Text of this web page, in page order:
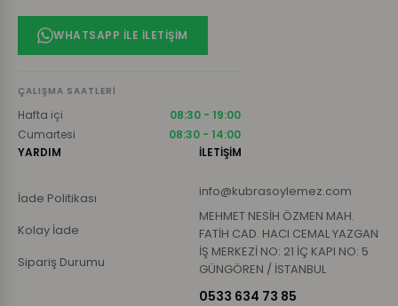
WHATSAPP ILE İLETIŞIM
ÇALIŞMA SAATLERI
Hafta içi
08:30 - 19:00
Cumartesi
08:30 - 14:00
YARDIM
İade Politikası
Kolay İade
Sipariş Durumu
İLETİŞİM
info@kubrasoylemez.com
MEHMET NESİH ÖZMEN MAH.
FATİH CAD. HACI CEMAL YAZGAN
İŞ MERKEZİ NO: 21 İÇ KAPI NO: 5
GÜNGÖREN / İSTANBUL
0533 634 73 85